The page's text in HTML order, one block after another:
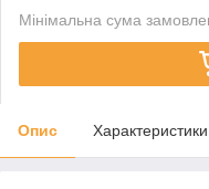
Мінімальна сума
Опис Характеристики